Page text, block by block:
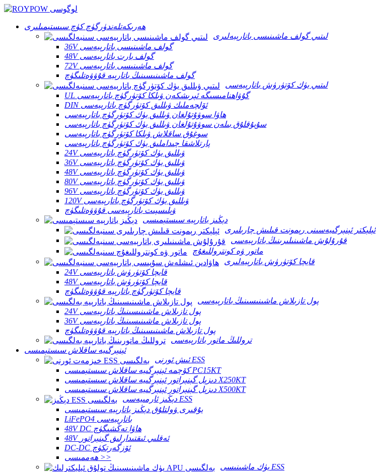
ھەرىكەتلەندۈرگۈچ كۈچ سىستېمىلىرى
لىتىي گولف ماشىنىسى باتارېيەلىرى
36V گولف ماشىنىسى باتارېيەسى
48V گولف بارت باتارېيەسى
72V گولف ماشىنىسى باتارېيەسى
گولف ماشىنىسىنىڭ باتارېيە قۇۋۋەتلىگۈچ
لىتىي يۈك كۆتۈرۈش باتارېيەسى
UL گۇۋاھنامىسىگە ئېرىشكەن ۋىلكا كۆتۈرگۈچ باتارېيەسى
DIN ئۆلچەملىك ۋىللىق كۆتۈرگۈچ باتارېيەسى
ھاۋا سوۋۇتۇلغان ۋىللىق يۈك كۆتۈرگۈچ باتارېيەسى
سۇيۇقلۇق بىلەن سوۋۇتۇلغان ۋىللىق يۈك كۆتۈرگۈچ باتارېيەسى
سوغۇق ساقلاش ۋىلكا كۆتۈرگۈچ باتارېيەسى
پارتلاشقا چىداملىق يۈك كۆتۈرگۈچ باتارېيەسى
24V ۋىللىق يۈك كۆتۈرگۈچ باتارېيەسى
36V ۋىللىق يۈك كۆتۈرگۈچ باتارېيەسى
48V ۋىللىق يۈك كۆتۈرگۈچ باتارېيەسى
80V ۋىللىق يۈك كۆتۈرگۈچ باتارېيەسى
96V ۋىللىق يۈك كۆتۈرگۈچ باتارېيەسى
120V ۋىللىق يۈك كۆتۈرگۈچ باتارېيەسى
ۋېلىسپىت باتارېيەسى قۇۋۋەتلىگۈچ
دېڭىز باتارېيە سىستېمىسى
ئېلېكتر ئېنېرگىيەسىنى رېمونت قىلىش چارىلىرى
قۇرۇلۇش ماشىنىلىرىنىڭ باتارېيەسى
ماتور ۋە كونتروللىغۇچ
قايچا كۆتۈرۈش باتارېيەلىرى
24V قايچا كۆتۈرۈش باتارېيەسى
48V قايچا كۆتۈرۈش باتارېيەسى
قايچا كۆتۈرگۈچ باتارېيە قۇۋۋەتلىگۈچ
پول تازىلاش ماشىنىسىنىڭ باتارېيەسى
24V پول تازىلاش ماشىنىسىنىڭ باتارېيەسى
36V پول تازىلاش ماشىنىسىنىڭ باتارېيەسى
پول تازىلاش ماشىنىسىنىڭ باتارېيە قۇۋۋەتلىگۈچ
تروللىڭ ماتور باتارېيەسى
ئېنېرگىيە ساقلاش سىستېمىسى
ئىش ئورنى ESS
كۆچمە ئېنېرگىيە ساقلاش سىستېمىسى PC15KT
دىزېل گېنېراتور ئېنېرگىيە ساقلاش سىستېمىسى X250KT
دىزېل گېنېراتور ئېنېرگىيە ساقلاش سىستېمىسى X500KT
دېڭىز ئارمىيەسى ESS
يۇقىرى ۋولتلۇق دېڭىز باتارېيە سىستېمىسى
LiFePO4 باتارېيەسى
48V DC ھاۋا تەڭشىگۈچ
48V ئەقلىي ئىقتىدارلىق گېنېراتور
DC-DC ئۆزگەرتكۈچ
ھەممىسى >>
يۈك ماشىنىسى ESS